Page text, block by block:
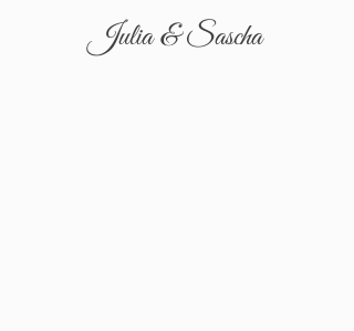
Julia & Sascha